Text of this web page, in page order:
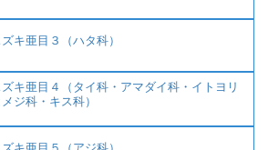
キ亜目３（ハタ科）
キ亜目４（タイ科・アマダイ科・イトヨリ
ジ科・キス科）